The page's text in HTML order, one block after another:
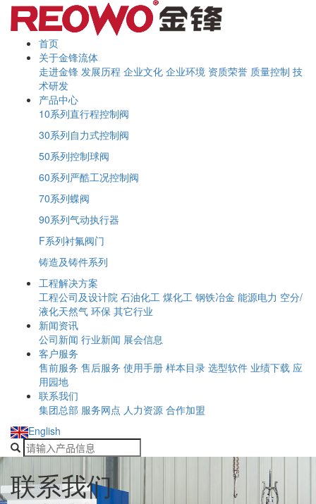
首页
关于金锋流体
走进金锋 发展历程 企业文化 企业环境 资质荣誉 质量控制 技
术研发
产品中心
10系列直行程控制阀
30系列自力式控制阀
50系列控制球阀
60系列严酷工况控制阀
70系列蝶阀
90系列气动执行器
F系列衬氟阀门
铸造及铸件系列
工程解决方案
工程公司及设计院 石油化工 煤化工 钢铁冶金 能源电力 空分/
液化天然气 环保 其它行业
新闻资讯
公司新闻 行业新闻 展会信息
客户服务
售前服务 售后服务 使用手册 样本目录 选型软件 业绩下载 应
用园地
联系我们
集团总部 服务网点 人力资源 合作加盟
English
联系我们